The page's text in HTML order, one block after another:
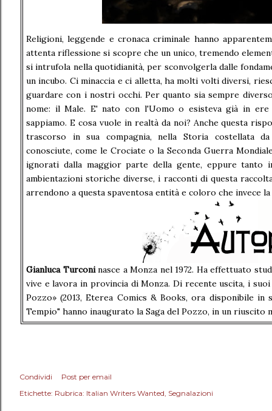
Religioni, leggende e cronaca criminale hanno
attenta riflessione si scopre che un unico, tremendo
si intrufola nella quotidianità, per sconvolgerla dalle
un incubo. Ci minaccia e ci alletta, ha molti volti diversi,
guardare con i nostri occhi. Per quanto sia sempre
nome: il Male. E' nato con l'Uomo o esisteva già in ere
sappiamo. E cosa vuole in realtà da noi? Anche questa
trascorso in sua compagnia, nella Storia costellata
conosciute, come le Crociate o la Seconda Guerra
ignorati dalla maggior parte della gente, eppure tanto
ambientazioni storiche diverse, i racconti di questa
arrendono a questa spaventosa entità e coloro che invece
Gianluca Turconinasce a Monza nel 1972. Ha effettuato
vive e lavora in provincia di Monza. Di recente uscita, i
Pozzo» (2013, Eterea Comics & Books, ora disponibile in
Tempio" hanno inaugurato la Saga del Pozzo, in un
Condividi
Post per email
Etichette: Rubrica: Italian Writers Wanted Segnalazioni